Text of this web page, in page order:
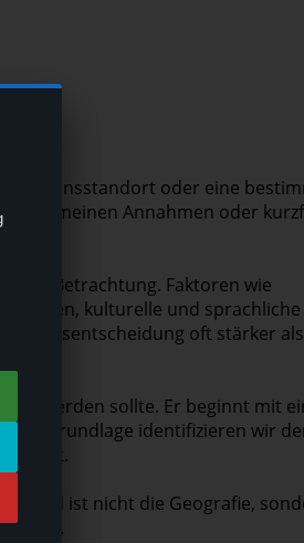
oder eine
allgemeinen Annahmen oder
Betrachtung. Faktoren wie
kulturelle und sprachliche
oft stärker
werden sollte. Er beginnt mit
Grundlage identifizieren wir
bietet.
ist nicht die Geografie,